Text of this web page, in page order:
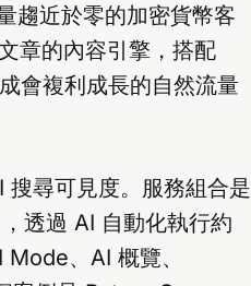
趨近於零的加密貨幣客
章的內容引擎，搭配
會複利成長的自然流量
搜尋可見度。服務組合是
透過 AI 自動化執行約
、AI 概覽、